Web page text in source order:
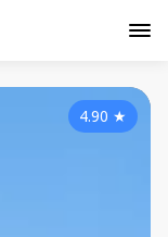
4.90 ★